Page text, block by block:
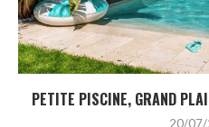
PETITE PISCINE, GRAND
20/07/